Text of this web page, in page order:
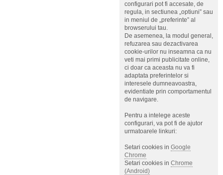
configurari pot fi accesate, de
regula, in sectiunea „optiuni” sau
in meniul de „preferinte” al
browserului tau.
De asemenea, la modul general,
refuzarea sau dezactivarea
cookie-urilor nu inseamna ca nu
veti mai primi publicitate online,
ci doar ca aceasta nu va fi
adaptata preferintelor si
interesele dumneavoastra,
evidentiate prin comportamentul
de navigare.
Pentru a intelege aceste
configurari, va pot fi de ajutor
urmatoarele linkuri:
Setari cookies in Google
Chrome
Setari cookies in Chrome
(Android)